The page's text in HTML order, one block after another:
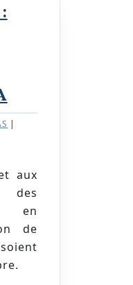
Régime
Douanier
42
Optimisez
votre
Dédouanement
et
Bénéficiez
Miguel
|
des
en
de